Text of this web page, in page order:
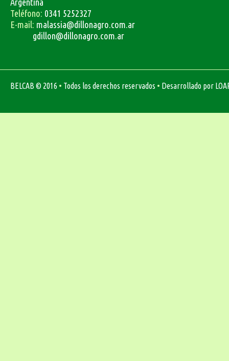
Teléfono: 0341 5252327
E-mail: malassia@dillonagro.com.ar
gdillon@dillonagro.com.ar
BELCAB © 2016 • Todos los derechos reservados • Desarrollado por